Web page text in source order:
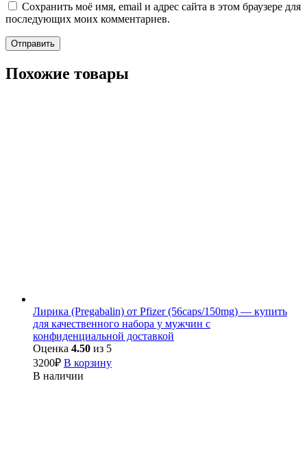
Сохранить моё имя, email и адрес сайта в этом браузере для
последующих моих комментариев.
Похожие товары
Лирика (Pregabalin) от Pfizer (56caps/150mg) — купить
для качественного набора у мужчин с
конфиденциальной доставкой
Оценка 4.50 из 5
3200₽ В корзину
В наличии